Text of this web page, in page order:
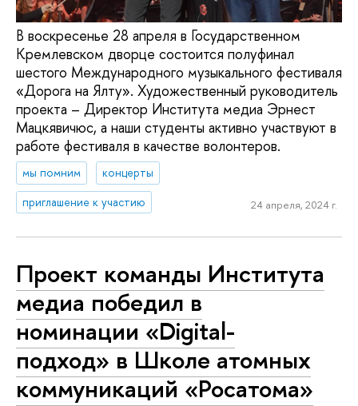
В воскресенье 28 апреля в Государственном
Кремлевском дворце состоится полуфинал
шестого Международного музыкального фестиваля
«Дорога на Ялту». Художественный руководитель
проекта – Директор Института медиа Эрнест
Мацкявичюс, а наши студенты активно участвуют в
работе фестиваля в качестве волонтеров.
мы помним
концерты
приглашение к участию
24 апреля, 2024 г.
Проект команды Института
медиа победил в
номинации «Digital-
подход» в Школе атомных
коммуникаций «Росатома»